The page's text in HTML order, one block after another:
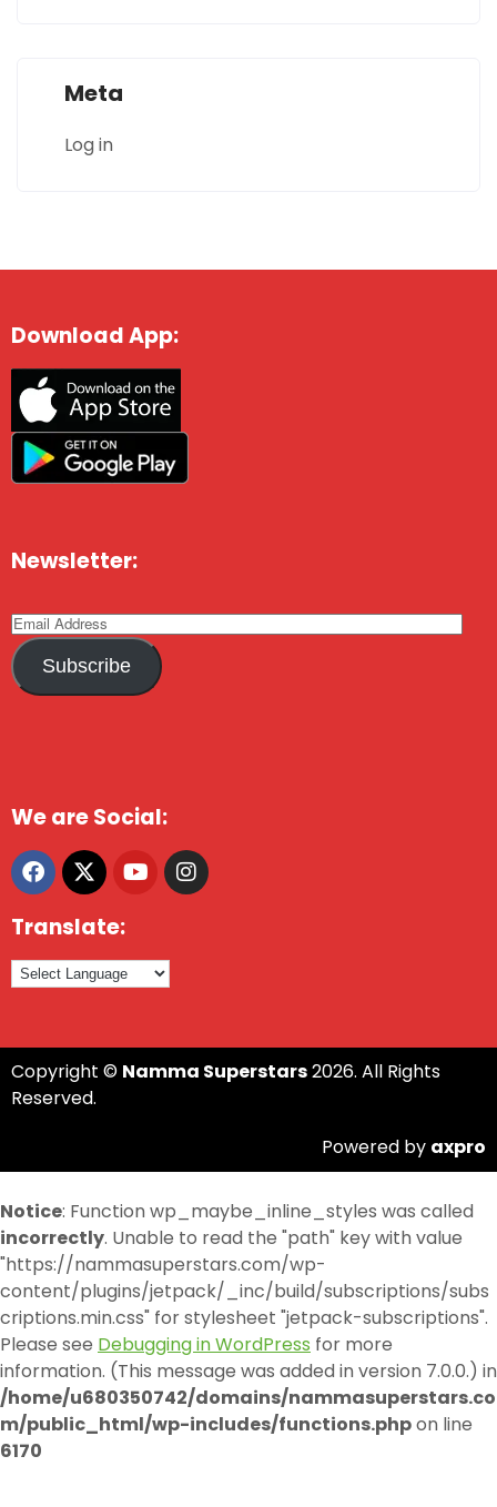
Meta
Log in
Download App:
Newsletter:
Subscribe
We are Social:
Translate:
Copyright © Namma Superstars2026. All Rights
Reserved.
Powered by axpro
Notice: Function wp_maybe_inline_styles was called
incorrectly. Unable to read the "path" key with value
"https://nammasuperstars.com/wp-
content/plugins/jetpack/_inc/build/subscriptions/subs
criptions.min.css" for stylesheet "jetpack-subscriptions".
Please see Debugging in WordPress for more
information. (This message was added in version 7.0.0.) in
/home/u680350742/domains/nammasuperstars.co
m/public_html/wp-includes/functions.phpon line
6170